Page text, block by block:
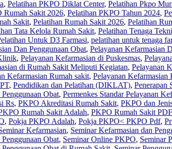
, Pelatihan PKPO Diklat Center, Pelatihan Pkpo
Rumah Sakit 2026, Pelatihan PKPO Tahun 2024,
Sakit‎, Pelatihan Rumah Sakit 2026, Pelatihan
Tata Kelola Rumah Sakit, Pelatihan Tenaga
Untuk D3 Farmasi, pelatihan untuk tenaga
Dan Penggunaan Obat, Pelayanan Kefarmasian
, Pelayanan Kefarmasian di Puskesmas,
di Rumah Sakit Meliputi Kegiatan, Pelayanan
Kefarmasian Rumah sakit, Pelayanan Kefarmasian
, Pendidikan dan Pelatihan (DIKLAT), Penerapan
Obat, Permenkes Standar Pelayanan
Rs, PKPO Akreditasi Rumah Sakit, PKPO dan
Rumah Sakit Adalah, PKPO Rumah Sakit PDF
, Pokja PKPO Adalah, Pokja PKPO< PKPO Pdf,
Kefarmasian, Seminar Kefarmasian dan
Obat, Seminar Online PKPO, Seminar